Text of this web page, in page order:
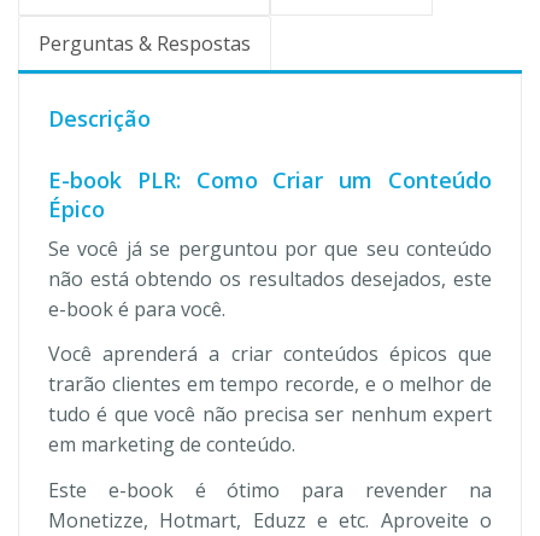
Perguntas & Respostas
Descrição
E-book PLR: Como Criar um Conteúdo
Épico
Se você já se perguntou por que seu conteúdo
não está obtendo os resultados desejados, este
e-book é para você.
Você aprenderá a criar conteúdos épicos que
trarão clientes em tempo recorde, e o melhor de
tudo é que você não precisa ser nenhum expert
em marketing de conteúdo.
Este e-book é ótimo para revender na
Monetizze, Hotmart, Eduzz e etc. Aproveite o